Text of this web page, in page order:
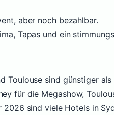
aber noch bezahlbar.
Tapas und ein
Toulouse sind günstiger
für die Megashow,
2026 sind viele Hotels in